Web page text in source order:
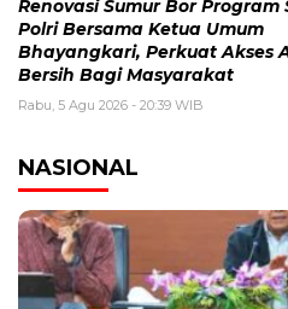
Renovasi Sumur Bor Program
Polri Bersama Ketua Umum
Bhayangkari, Perkuat Akses
Bersih Bagi Masyarakat
Rabu, 5 Agu 2026 - 20:39 WIB
NASIONAL